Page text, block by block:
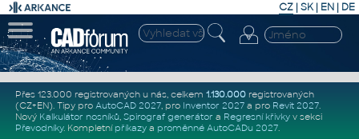
CZ | SK| EN | DE
Přes 123.000 registrovaných u nás, celkem 1.130.000registrovaných
(CZ+EN). Tipy pro AutoCAD 2027, pro Inventor 2027a pro Revit 2027.
Nový Kalkulátor nosníků, Spirograf generátor a Regresní křivkyv sekci
Převodníky. Kompletní příkazya proměnné AutoCADu 2027.